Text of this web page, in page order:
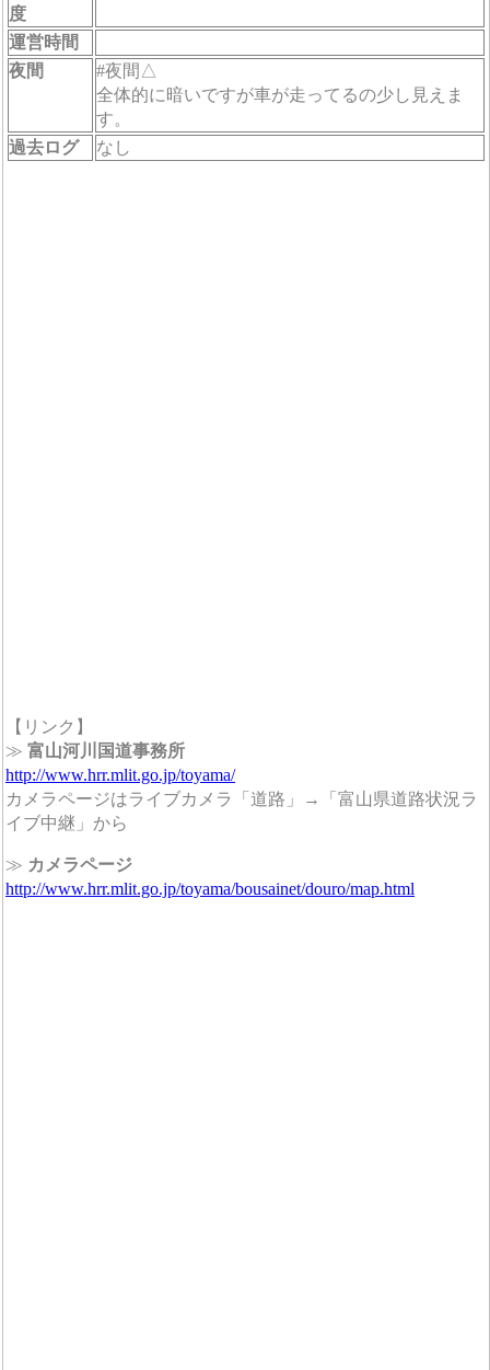
度
運営時間
夜間
#夜間△
全体的に暗いですが車が走ってるの少し見えま
す。
過去ログ
なし
【リンク】
≫ 富山河川国道事務所
http://www.hrr.mlit.go.jp/toyama/
カメラページはライブカメラ「道路」→「富山県道路状況ラ
イブ中継」から
≫ カメラページ
http://www.hrr.mlit.go.jp/toyama/bousainet/douro/map.html